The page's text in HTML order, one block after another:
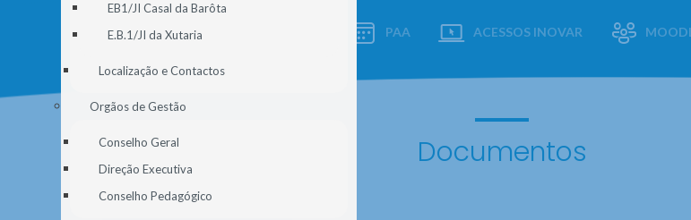
EB1/JI Casal da Barôta
E.B.1/JI da Xutaria
Localização e Contactos
Orgãos de Gestão
Conselho Geral
Direção Executiva
Conselho Pedagógico
PAA ACESSOS INOVAR
Documentos